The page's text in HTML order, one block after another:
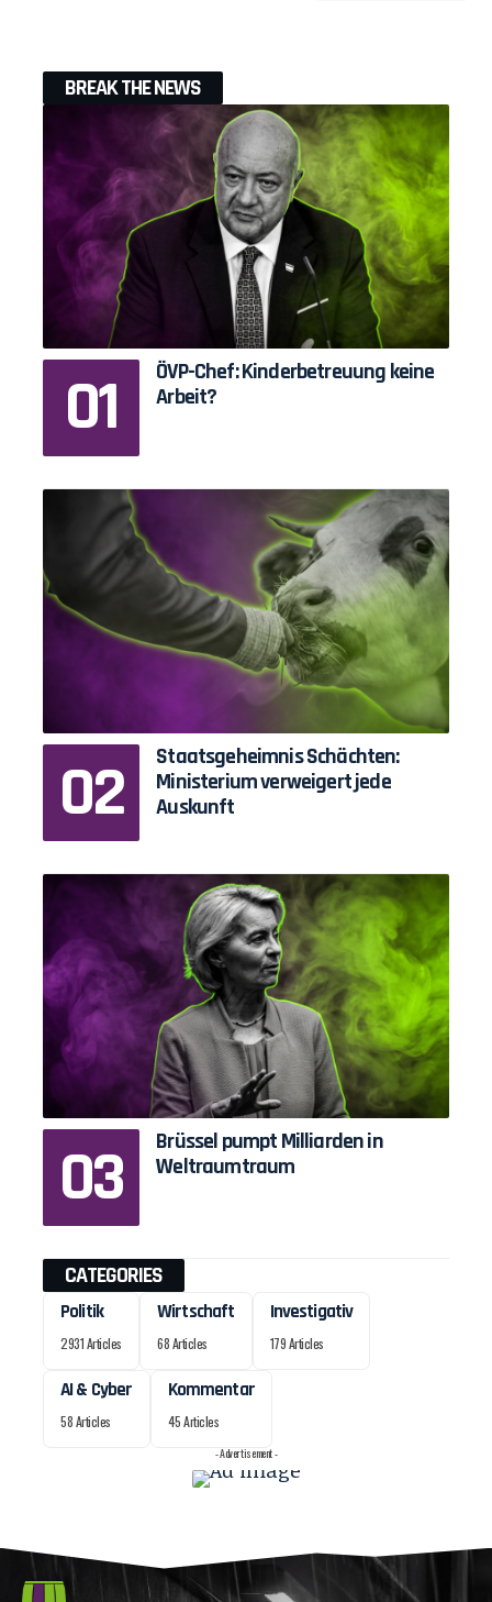
BREAK THE NEWS
ÖVP-Chef: Kinderbetreuung keine
Arbeit?
Staatsgeheimnis Schächten:
Ministerium verweigert jede
Auskunft
Brüssel pumpt Milliarden in
Weltraumtraum
CATEGORIES
Politik
2931 Articles
Wirtschaft
68 Articles
Investigativ
179 Articles
AI & Cyber
58 Articles
Kommentar
45 Articles
- Advertisement -